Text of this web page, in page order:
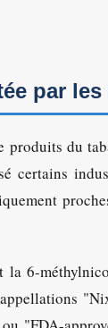
par
du
certains
6-